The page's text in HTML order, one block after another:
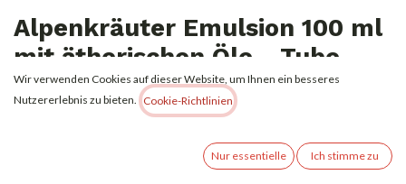
Alpenkräuter Emulsion 100 ml
mit ätherischen Öle - Tube
3,49€ Alle Preise inkl. MwSt.zzgl. Versandkosten
Wir verwenden Cookies auf dieser Website, um Ihnen ein besseres
Nutzererlebnis zu bieten.
Cookie-Richtlinien
Nur essentielle Ich stimme zu